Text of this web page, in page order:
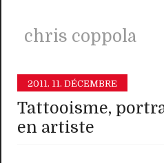
chris coppola
2011. 11. DÉCEMBRE
Tattooisme,
en artiste